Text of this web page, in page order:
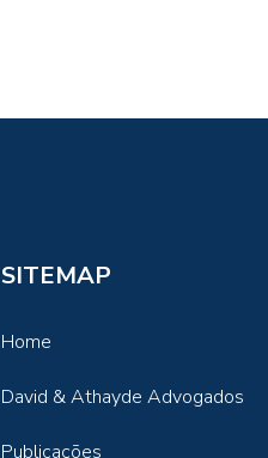
SITEMAP
Home
David & Athayde Advogados
Publicações